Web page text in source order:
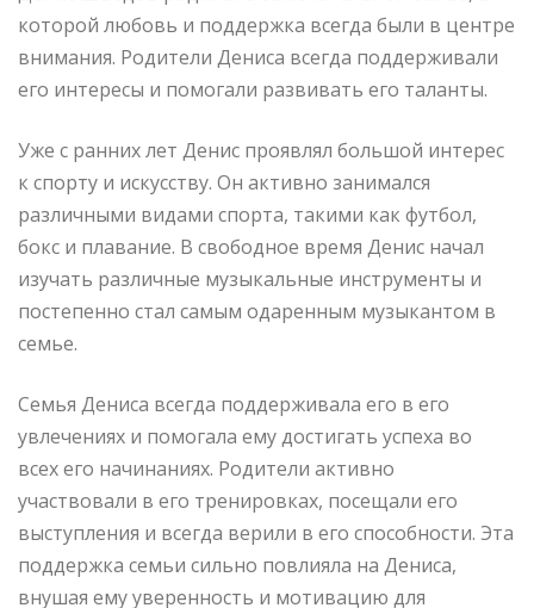
которой любовь и поддержка всегда были в центре
внимания. Родители Дениса всегда поддерживали
его интересы и помогали развивать его таланты.
Уже с ранних лет Денис проявлял большой интерес
к спорту и искусству. Он активно занимался
различными видами спорта, такими как футбол,
бокс и плавание. В свободное время Денис начал
изучать различные музыкальные инструменты и
постепенно стал самым одаренным музыкантом в
семье.
Семья Дениса всегда поддерживала его в его
увлечениях и помогала ему достигать успеха во
всех его начинаниях. Родители активно
участвовали в его тренировках, посещали его
выступления и всегда верили в его способности. Эта
поддержка семьи сильно повлияла на Дениса,
внушая ему уверенность и мотивацию для